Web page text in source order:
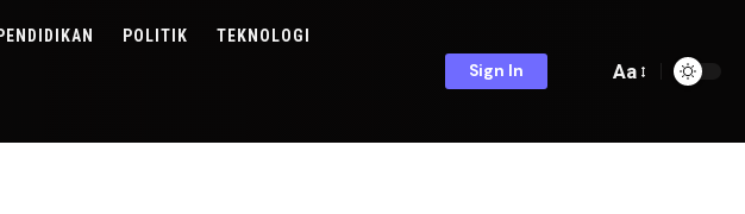
POLITIK TEKNOLOGI
Sign In Aa